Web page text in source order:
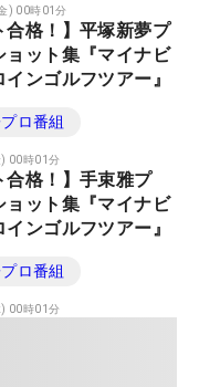
) 00時01分
合格！】平塚新夢プ
ット集『マイナビ
ンゴルフツアー』
ロ番組
00時01分
合格！】手束雅プ
ット集『マイナビ
ンゴルフツアー』
ロ番組
00時01分